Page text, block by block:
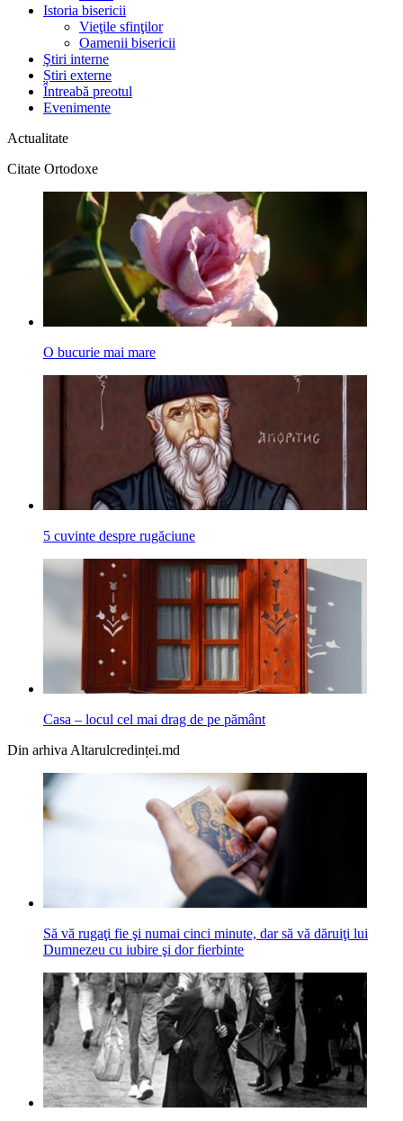
Istoria bisericii
Vieţile sfinţilor
Oamenii bisericii
Ştiri interne
Știri externe
Întreabă preotul
Evenimente
Actualitate
Citate Ortodoxe
O bucurie mai mare
5 cuvinte despre rugăciune
Casa – locul cel mai drag de pe pământ
Din arhiva Altarulcredinței.md
Să vă rugaţi fie şi numai cinci minute, dar să vă dăruiţi lui
Dumnezeu cu iubire şi dor fierbinte